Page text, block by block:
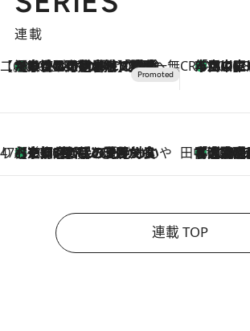
連載
【CREA×星野リゾート】唯一無二。癒しと発見が待つ場所へ
2026.8.7
【トンボの足水浴】ヒノキの香りに包まれて涼感マックス！約13℃の湧水かけ流しを避暑地「星野温泉 トンボの湯」で体験 CREA'S
「立川にも歌舞伎があるんだよ」
47都道府県の手みやげ ひんやりスイーツで夏を満喫
2026.8.7
【京都府】この夏絶対食べたい 冷やしておいしいおやつ3選 ひと口目から心を掴む新緑のテリーヌ 田中稲の勝
「湘南乃風に憧れて」観客大盛上がりの“タオル回し”に、ラッパー顔負けの高速歌唱まで…
連載 TOP